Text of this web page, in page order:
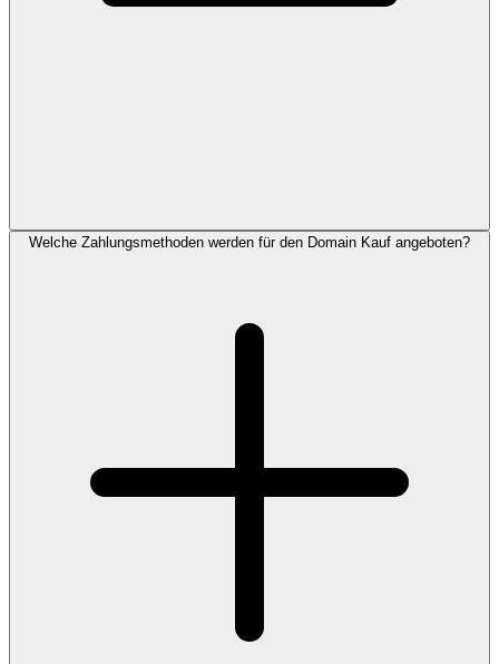
Welche Zahlungsmethoden werden für den Domain Kauf angeboten?